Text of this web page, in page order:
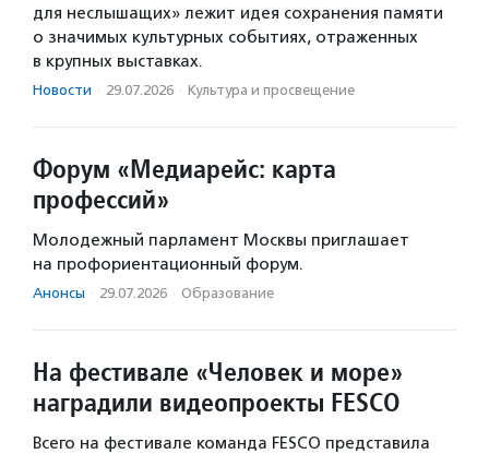
для неслышащих» лежит идея сохранения памяти
о значимых культурных событиях, отраженных
в крупных выставках.
Новости · 29.07.2026 · Культура и просвещение
Форум «Медиарейс: карта
профессий»
Молодежный парламент Москвы приглашает
на профориентационный форум.
Анонсы · 29.07.2026 · Образование
На фестивале «Человек и море»
наградили видеопроекты FESCO
Всего на фестивале команда FESCO представила